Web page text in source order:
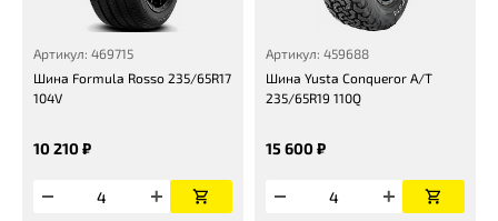
Артикул: 469715
Шина Formula Rosso 235/65R17
104V
10 210 ₽
Артикул: 459688
Шина Yusta Conqueror A/T
235/65R19 110Q
15 600 ₽